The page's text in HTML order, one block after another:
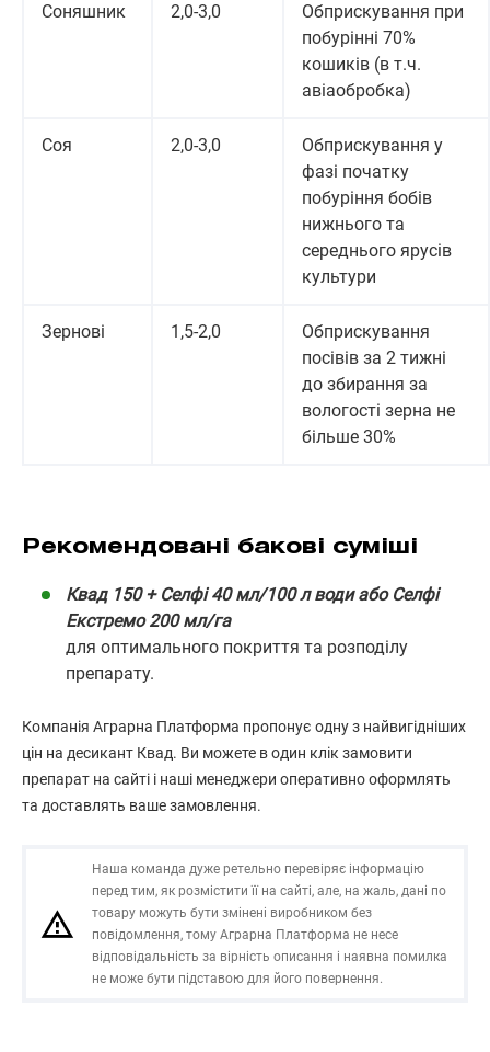
Соняшник 2,0-3,0
Обприскування при
побурінні 70%
кошиків (в т.ч.
авіаобробка)
Соя 2,0-3,0
Обприскування у
фазі початку
побуріння бобів
нижнього та
середнього ярусів
культури
Зернові 1,5-2,0
Обприскування
посівів за 2 тижні
до збирання за
вологості зерна не
більше 30%
Рекомендовані бакові суміші
Квад 150 + Селфі 40 мл/100 л води або Селфі
Екстремо 200 мл/га
для оптимального покриття та розподілу
препарату.
Компанія Аграрна Платформа пропонує одну з найвигідніших
цін на десикант Квад. Ви можете в один клік замовити
препарат на сайті і наші менеджери оперативно оформлять
та доставлять ваше замовлення.
Наша команда дуже ретельно перевіряє інформацію
перед тим, як розмістити її на сайті, але, на жаль, дані по
товару можуть бути змінені виробником без
повідомлення, тому Аграрна Платформа не несе
відповідальність за вірність описання і наявна помилка
не може бути підставою для його повернення.